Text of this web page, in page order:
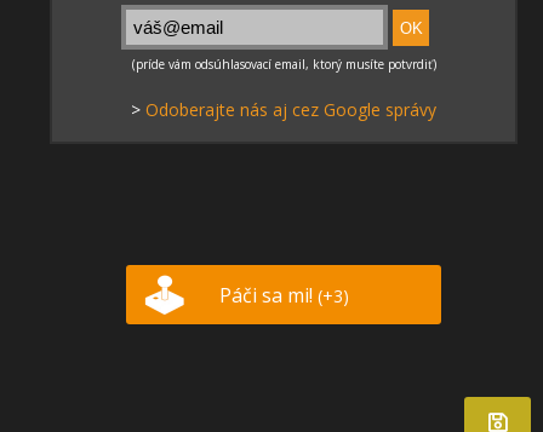
> Odoberajte nás aj cez Google správy
Páči sa mi! (+3)